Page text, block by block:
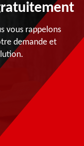
vous rappelons
demande et